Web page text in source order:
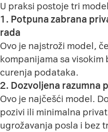
U praksi postoje tri
1. Potpuna zabrana
rada
Ovo je najstroži model,
kompanijama sa
curenja podataka.
2. Dozvoljena razumna
Ovo je najčešći model.
pozivi ili minimalna
ugrožavanja posla i bez